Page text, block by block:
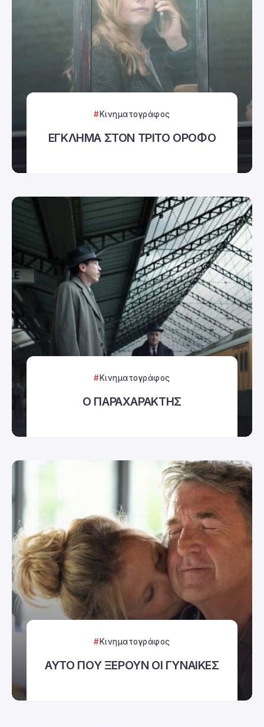
Κινηματογράφος
ΕΓΚΛΗΜΑ ΣΤΟΝ ΤΡΙΤΟ ΟΡΟΦΟ
Κινηματογράφος
Ο ΠΑΡΑΧΑΡΑΚΤΗΣ
Κινηματογράφος
ΑΥΤΟ ΠΟΥ ΞΕΡΟΥΝ ΟΙ ΓΥΝΑΙΚΕΣ